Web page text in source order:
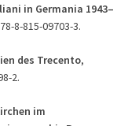
in Germania 1943–
8-815-09703-3.
des Trecento,
2.
im